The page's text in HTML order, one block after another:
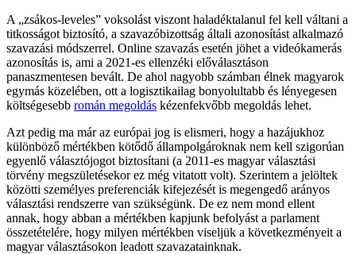
A „zsákos-leveles” voksolást viszont haladéktalanul fel kell váltani a
titkosságot biztosító, a szavazóbizottság általi azonosítást alkalmazó
szavazási módszerrel. Online szavazás esetén jöhet a videókamerás
azonosítás is, ami a 2021-es ellenzéki előválasztáson
panaszmentesen bevált. De ahol nagyobb számban élnek magyarok
egymás közelében, ott a logisztikailag bonyolultabb és lényegesen
költségesebb román megoldás kézenfekvőbb megoldás lehet.
Azt pedig ma már az európai jog is elismeri, hogy a hazájukhoz
különböző mértékben kötődő állampolgároknak nem kell szigorúan
egyenlő választójogot biztosítani (a 2011-es magyar választási
törvény megszületésekor ez még vitatott volt). Szerintem a jelöltek
közötti személyes preferenciák kifejezését is megengedő arányos
választási rendszerre van szükségünk. De ez nem mond ellent
annak, hogy abban a mértékben kapjunk befolyást a parlament
összetételére, hogy milyen mértékben viseljük a következményeit a
magyar választásokon leadott szavazatainknak.